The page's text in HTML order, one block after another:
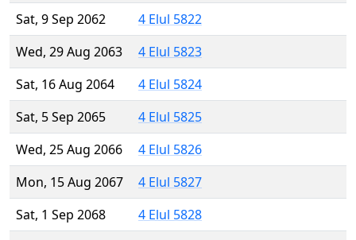
Sat, 9 Sep 2062
4 Elul 5822
Wed, 29 Aug 2063
4 Elul 5823
Sat, 16 Aug 2064
4 Elul 5824
Sat, 5 Sep 2065
4 Elul 5825
Wed, 25 Aug 2066
4 Elul 5826
Mon, 15 Aug 2067
4 Elul 5827
Sat, 1 Sep 2068
4 Elul 5828